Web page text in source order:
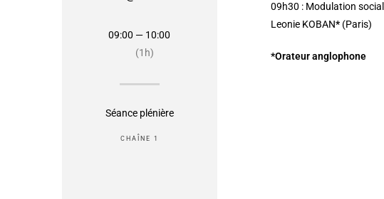
09h30 : Modulation
Leonie KOBAN*(Paris)
*Orateur anglophone
09:00 — 10:00
(1h)
Séance plénière
CHAÎNE 1